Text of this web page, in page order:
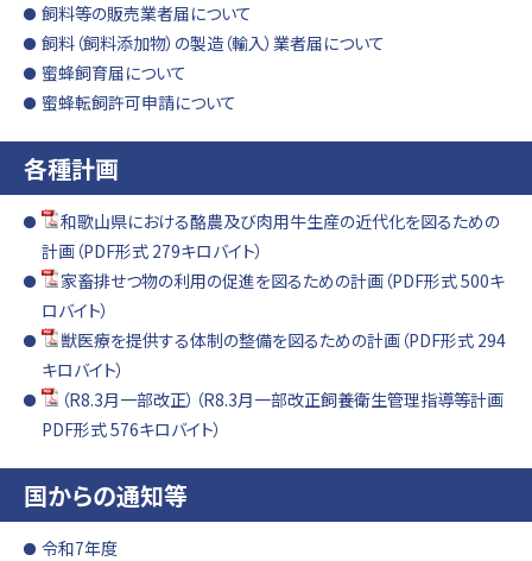
飼料等の販売業者届について
飼料（飼料添加物）の製造（輸入）業者届について
蜜蜂飼育届について
蜜蜂転飼許可申請について
各種計画
和歌山県における酪農及び肉用牛生産の近代化を図るための
計画（PDF形式 279キロバイト）
家畜排せつ物の利用の促進を図るための計画（PDF形式 500キ
ロバイト）
獣医療を提供する体制の整備を図るための計画（PDF形式 294
キロバイト）
（R8.3月一部改正）（R8.3月一部改正飼養衛生管理指導等計画
PDF形式 576キロバイト）
国からの通知等
令和7年度